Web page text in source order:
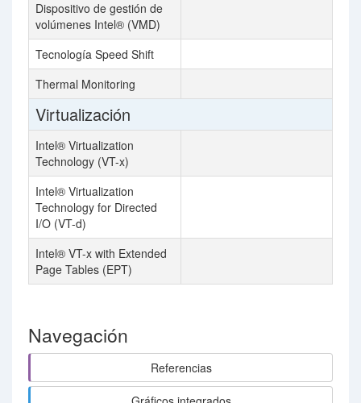
Dispositivo de gestión de
volúmenes Intel® (VMD)
Tecnología Speed Shift
Thermal Monitoring
Virtualización
Intel® Virtualization
Technology (VT-x)
Intel® Virtualization
Technology for Directed
I/O (VT-d)
Intel® VT-x with Extended
Page Tables (EPT)
Navegación
Referencias